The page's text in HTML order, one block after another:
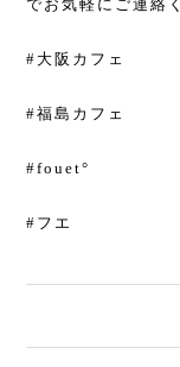
でお気軽にご連絡
#大阪カフェ
#福島カフェ
#fouet°
#フエ